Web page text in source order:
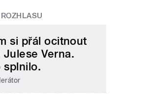
si přál ocitnout
Verna.
splnilo.